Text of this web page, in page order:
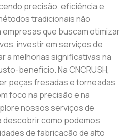
precisão, eficiência e
tradicionais não
que buscam otimizar
investir em serviços de
a melhorias significativas na
benefício. Na CNCRUSH,
peças fresadas e torneadas
foco na precisão e na
nossos serviços de
descobrir como podemos
de fabricação de alto